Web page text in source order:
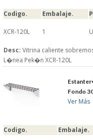
Codigo. Embalaje.
XCR-120L 1
Desc: Vitrina caliente
L�nea Pek�n XCR-120L
Fondo
Ver Más
Codigo. Embalaje.